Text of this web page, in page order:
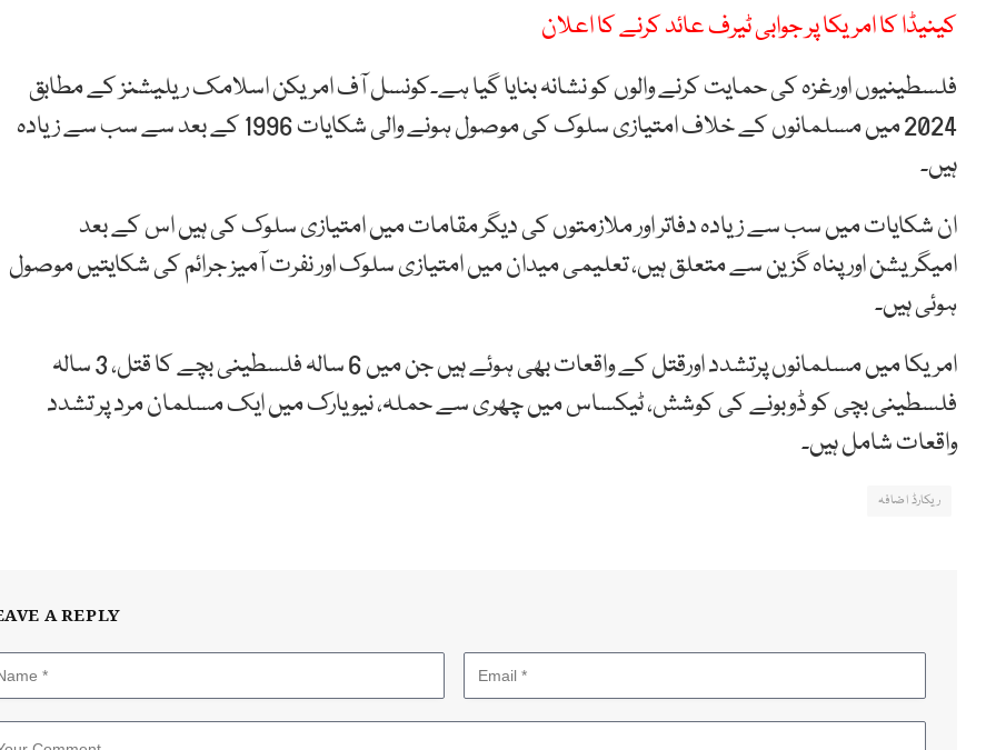
کینیڈا کا امریکا پر جوابی ٹیرف عائد کرنے کا اعلان
فلسطینیوں اورغزہ کی حمایت کرنے والوں کو نشانہ بنایا گیا ہے۔کونسل آف امریکن اسلامک ریلیشنز کے مطابق
2024 میں مسلمانوں کے خلاف امتیازی سلوک کی موصول ہونے والی شکایات 1996 کے بعد سے سب سے زیادہ
ہیں۔
ان شکایات میں سب سے زیادہ دفاتر اور ملازمتوں کی دیگر مقامات میں امتیازی سلوک کی ہیں اس کے بعد
امیگریشن اور پناہ گزین سے متعلق ہیں، تعلیمی میدان میں امتیازی سلوک اور نفرت آمیز جرائم کی شکایتیں موصول
ہوئی ہیں۔
امریکا میں مسلمانوں پرتشدد اورقتل کے واقعات بھی ہوئے ہیں جن میں 6 سالہ فلسطینی بچے کا قتل، 3 سالہ
فلسطینی بچی کو ڈوبونے کی کوشش، ٹیکساس میں چھری سے حملہ، نیو یارک میں ایک مسلمان مرد پر تشدد
واقعات شامل ہیں۔
ریکارڈ اضافہ
A REPLY